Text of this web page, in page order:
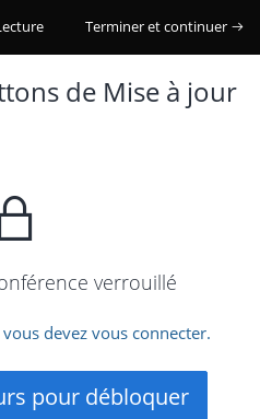
Terminer et continuer
de Mise à jour
verrouillé
vous devez vous connecter.
pour débloquer